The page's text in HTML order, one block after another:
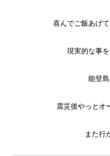
喜んでご飯あげ
現実的な事を
能登
震災後やっとオ
また行